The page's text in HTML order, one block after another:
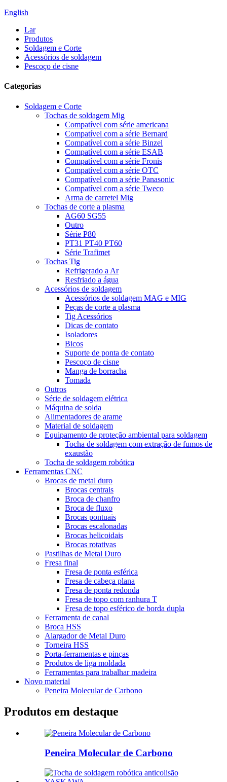
English
Lar
Produtos
Soldagem e Corte
Acessórios de soldagem
Pescoço de cisne
Categorias
Soldagem e Corte
Tochas de soldagem Mig
Compatível com série americana
Compatível com a série Bernard
Compatível com a série Binzel
Compatível com a série ESAB
Compatível com a série Fronis
Compatível com a série OTC
Compatível com a série Panasonic
Compatível com a série Tweco
Arma de carretel Mig
Tochas de corte a plasma
AG60 SG55
Outro
Série P80
PT31 PT40 PT60
Série Trafimet
Tochas Tig
Refrigerado a Ar
Resfriado a água
Acessórios de soldagem
Acessórios de soldagem MAG e MIG
Peças de corte a plasma
Tig Acessórios
Dicas de contato
Isoladores
Bicos
Suporte de ponta de contato
Pescoço de cisne
Manga de borracha
Tomada
Outros
Série de soldagem elétrica
Máquina de solda
Alimentadores de arame
Material de soldagem
Equipamento de proteção ambiental para soldagem
Tocha de soldagem com extração de fumos de
exaustão
Tocha de soldagem robótica
Ferramentas CNC
Brocas de metal duro
Brocas centrais
Broca de chanfro
Broca de fluxo
Brocas pontuais
Brocas escalonadas
Brocas helicoidais
Brocas rotativas
Pastilhas de Metal Duro
Fresa final
Fresa de ponta esférica
Fresa de cabeça plana
Fresa de ponta redonda
Fresa de topo com ranhura T
Fresa de topo esférico de borda dupla
Ferramenta de canal
Broca HSS
Alargador de Metal Duro
Torneira HSS
Porta-ferramentas e pinças
Produtos de liga moldada
Ferramentas para trabalhar madeira
Novo material
Peneira Molecular de Carbono
Produtos em destaque
Peneira Molecular de Carbono